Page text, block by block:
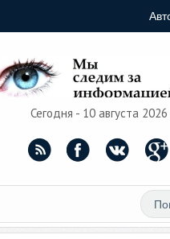
Сегодня - 10 августа 2026